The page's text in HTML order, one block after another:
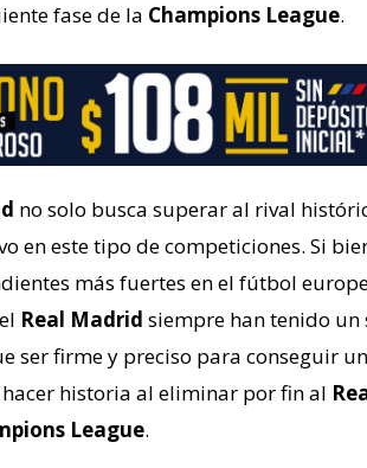
fase de la Champions League.
no solo busca superar al rival
en este tipo de competiciones. Si
más fuertes en el fútbol
Real Madrid siempre han tenido
ser firme y preciso para conseguir
historia al eliminar por fin al
League.